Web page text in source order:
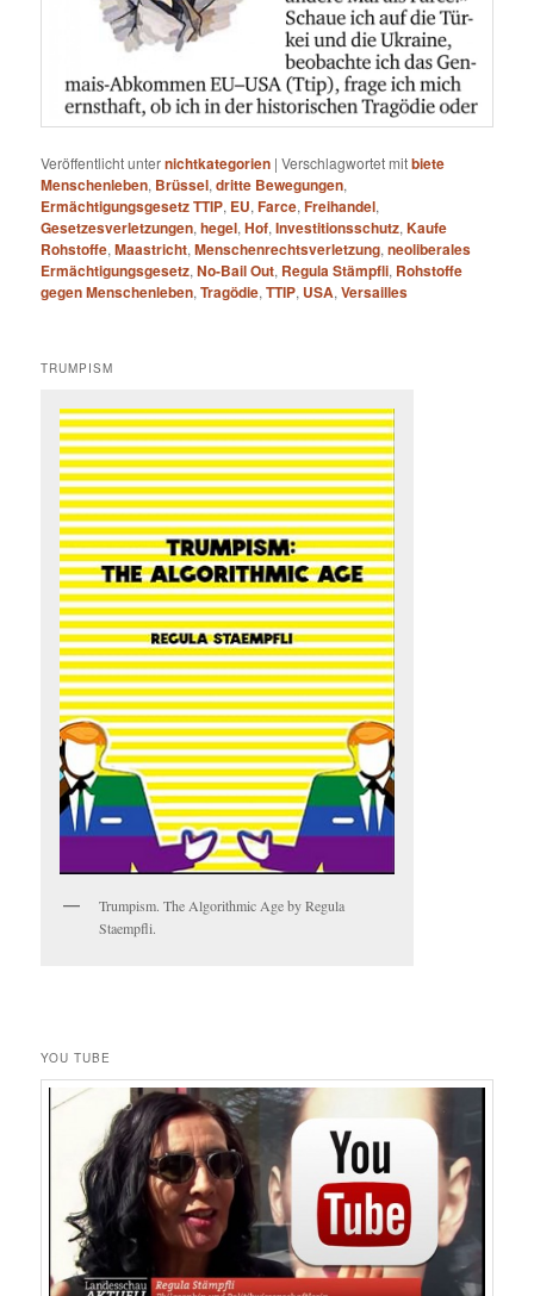
Veröffentlicht unternichtkategorien |Verschlagwortet mitbiete
Menschenleben, Brüssel,dritte Bewegungen,
Ermächtigungsgesetz TTIP, EU,Farce,Freihandel,
Gesetzesverletzungen,hegel,Hof,Investitionsschutz,Kaufe
Rohstoffe,Maastricht,Menschenrechtsverletzung,neoliberales
Ermächtigungsgesetz,No-Bail Out, Regula Stämpfli, Rohstoffe
gegen Menschenleben,Tragödie,TTIP, USA,Versailles
TRUMPISM
Trumpism. The Algorithmic Age by Regula
Staempfli.
YOU TUBE